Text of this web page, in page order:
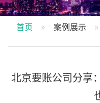
首页 案例展示
北京要账公司分享